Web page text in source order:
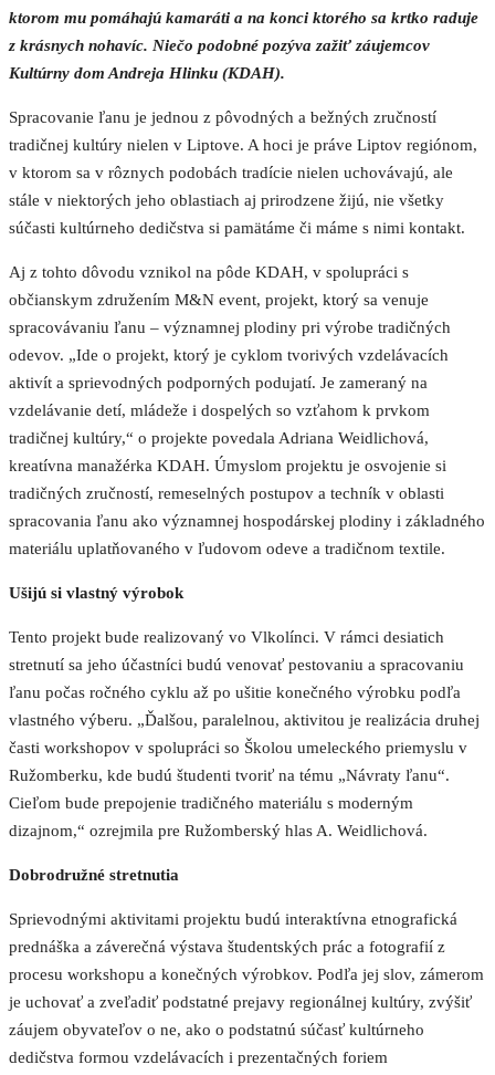
ktorom mu pomáhajú kamaráti a na konci ktorého sa krtko raduje
z krásnych nohavíc. Niečo podobné pozýva zažiť záujemcov
Kultúrny dom Andreja Hlinku (KDAH).
Spracovanie ľanu je jednou z pôvodných a bežných zručností
tradičnej kultúry nielen v Liptove. A hoci je práve Liptov regiónom,
v ktorom sa v rôznych podobách tradície nielen uchovávajú, ale
stále v niektorých jeho oblastiach aj prirodzene žijú, nie všetky
súčasti kultúrneho dedičstva si pamätáme či máme s nimi kontakt.
Aj z tohto dôvodu vznikol na pôde KDAH, v spolupráci s
občianskym združením M&N event, projekt, ktorý sa venuje
spracovávaniu ľanu – významnej plodiny pri výrobe tradičných
odevov. „Ide o projekt, ktorý je cyklom tvorivých vzdelávacích
aktivít a sprievodných podporných podujatí. Je zameraný na
vzdelávanie detí, mládeže i dospelých so vzťahom k prvkom
tradičnej kultúry,“ o projekte povedala Adriana Weidlichová,
kreatívna manažérka KDAH. Úmyslom projektu je osvojenie si
tradičných zručností, remeselných postupov a techník v oblasti
spracovania ľanu ako významnej hospodárskej plodiny i základného
materiálu uplatňovaného v ľudovom odeve a tradičnom textile.
Ušijú si vlastný výrobok
Tento projekt bude realizovaný vo Vlkolínci. V rámci desiatich
stretnutí sa jeho účastníci budú venovať pestovaniu a spracovaniu
ľanu počas ročného cyklu až po ušitie konečného výrobku podľa
vlastného výberu. „Ďalšou, paralelnou, aktivitou je realizácia druhej
časti workshopov v spolupráci so Školou umeleckého priemyslu v
Ružomberku, kde budú študenti tvoriť na tému „Návraty ľanu“.
Cieľom bude prepojenie tradičného materiálu s moderným
dizajnom,“ ozrejmila pre Ružomberský hlas A. Weidlichová.
Dobrodružné stretnutia
Sprievodnými aktivitami projektu budú interaktívna etnografická
prednáška a záverečná výstava študentských prác a fotografií z
procesu workshopu a konečných výrobkov. Podľa jej slov, zámerom
je uchovať a zveľadiť podstatné prejavy regionálnej kultúry, zvýšiť
záujem obyvateľov o ne, ako o podstatnú súčasť kultúrneho
dedičstva formou vzdelávacích i prezentačných foriem